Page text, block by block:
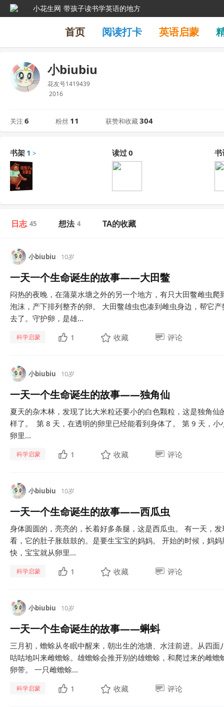
小花生网 带孩子读书学英语的地方
首页 阅读打卡 英语启蒙
小biubiu
花友号1419439
2016
关注 6 粉丝 11 获赞和收藏304
书架 1 > 读过0 书
日志 45 想法 4 TA的收藏
小biubiu 10岁
一天一个生命诞生的故事——大田鳖
闷热的夜晚，在蒲菜水塘之外的另一个地方，有只大田鳖雌虫
泡沫，产下排列整齐的卵。 大田鳖雄虫也凑到雌虫身边，帮它
去了。守护卵，是雄...
科学启蒙 1 收藏 评论
小biubiu 10岁
一天一个生命诞生的故事——独角仙
夏天的杂木林，发现了比大米粒还要小的白色颗粒，这是独角
样了。 第 8 天，在透明的卵里已经能看到身体了。 第 9 天，
卵里...
科学启蒙 1 收藏 评论
小biubiu 10岁
一天一个生命诞生的故事——西瓜虫
身体圆圆的，亮亮的，长着好多条腿，这是西瓜虫。 有一天，
看，它的肚子胀鼓鼓的。是要生宝宝的妈妈。 开始的时候，妈
快，宝宝就从卵里...
科学启蒙 1 收藏 评论
小biubiu 10岁
一天一个生命诞生的故事——蝌蚪
三月初，蟾蜍从冬眠中醒来，朝出生的池塘、水洼前进。从四
咕咕地叫来雌蟾蜍。雄蟾蜍会推开别的雄蟾蜍，和爬过来的雌
卵带。 一只雌蟾蜍...
科学启蒙 1 收藏 评论